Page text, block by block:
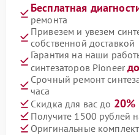
Бесплатная
ремонта
Привезем и увезем
собственной доставкой
Гарантия на наши
синтезаторов Pioneer
Срочный ремонт
часа
Скидка для вас до 20%
Получите 1500 рублей
Оригинальные